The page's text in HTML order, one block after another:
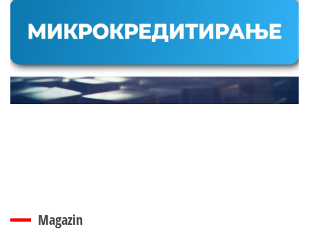
Magazin